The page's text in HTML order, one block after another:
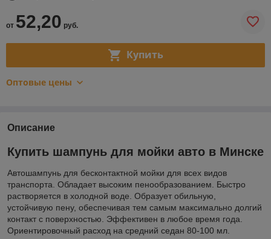
от 52,20 руб.
Купить
Оптовые цены
Описание
Купить шампунь для мойки авто в Минске
Автошампунь для бесконтактной мойки для всех видов
транспорта. Обладает высоким пенообразованием. Быстро
растворяется в холодной воде. Образует обильную,
устойчивую пену, обеспечивая тем самым максимально долгий
контакт с поверхностью. Эффективен в любое время года.
Ориентировочный расход на средний седан 80-100 мл.